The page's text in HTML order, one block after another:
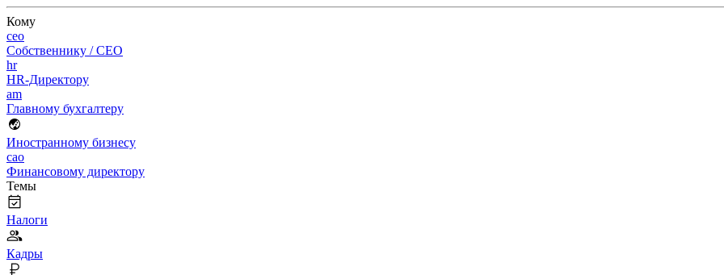
Кому
ceo
Собственнику / CEO
hr
HR-Директору
am
Главному бухгалтеру
Иностранному бизнесу
cao
Финансовому директору
Темы
Налоги
Кадры